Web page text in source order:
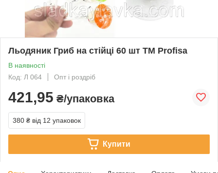
Льодяник Гриб на стійці 60 шт ТМ Profisa
В наявності
Код: Л 064
Опт і роздріб
421,95 ₴/упаковка
380 ₴ від 12 упаковок
Купити